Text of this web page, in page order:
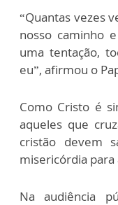
“Quantas vezes
nosso caminho
uma tentação,
eu”, afirmou o
Como Cristo é
aqueles que
cristão devem
misericórdia para
Na audiência